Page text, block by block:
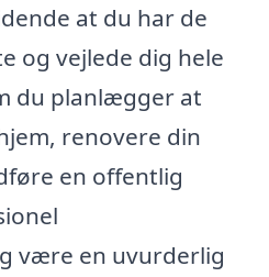
at du har de
og vejlede dig hele
du planlægger at
renovere din
en offentlig
være en uvurderlig